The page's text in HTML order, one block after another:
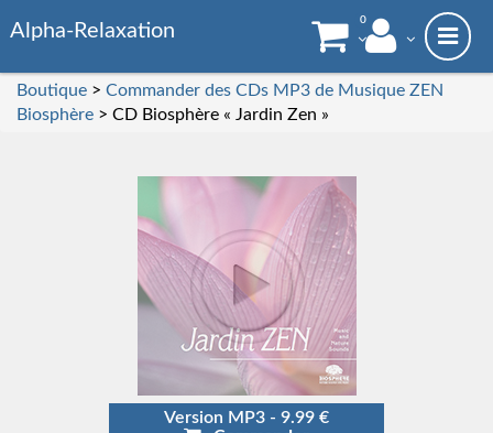
Alpha-Relaxation 0
Boutique > Commander des CDs MP3 de Musique ZEN
Biosphère > CD Biosphère « Jardin Zen »
Version MP3 - 9.99 €